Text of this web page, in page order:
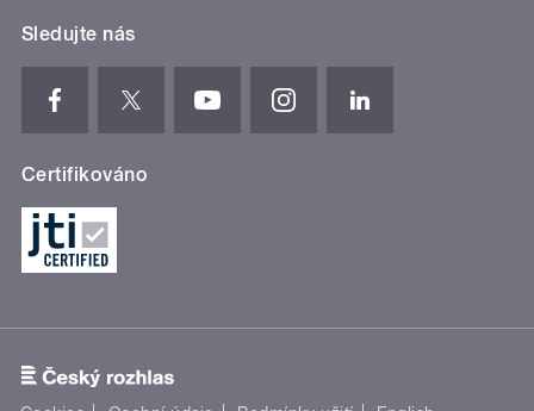
Sledujte nás
Certifikováno